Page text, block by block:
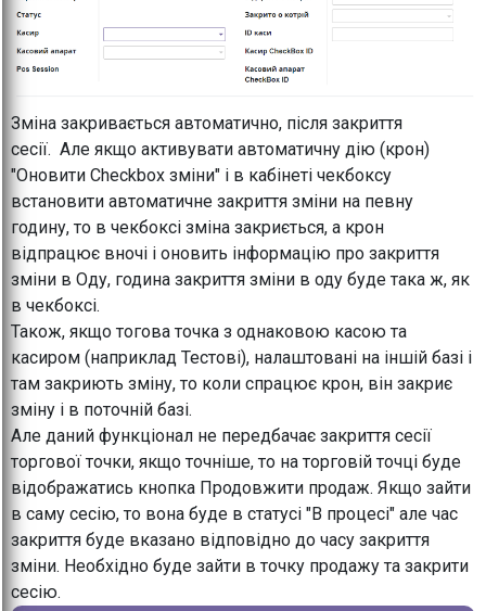
Зміна закривається автоматично, після закриття
сесії. Але якщо активувати автоматичну дію (крон)
"Оновити Checkbox зміни" і в кабінеті чекбоксу
встановити автоматичне закриття зміни на певну
годину, то в чекбоксі зміна закриється, а крон
відпрацює вночі і оновить інформацію про закриття
зміни в Оду, година закриття зміни в оду буде така ж, як
в чекбоксі.
Також, якщо тогова точка з однаковою касою та
касиром (наприклад Тестові), налаштовані на іншій базі і
там закриють зміну, то коли спрацює крон, він закриє
зміну і в поточній базі.
Але даний функціонал не передбачає закриття сесії
торгової точки, якщо точніше, то на торговій точці буде
відображатись кнопка Продовжити продаж. Якщо зайти
в саму сесію, то вона буде в статусі "В процесі" але час
закриття буде вказано відповідно до часу закриття
зміни. Необхідно буде зайти в точку продажу та закрити
сесію.